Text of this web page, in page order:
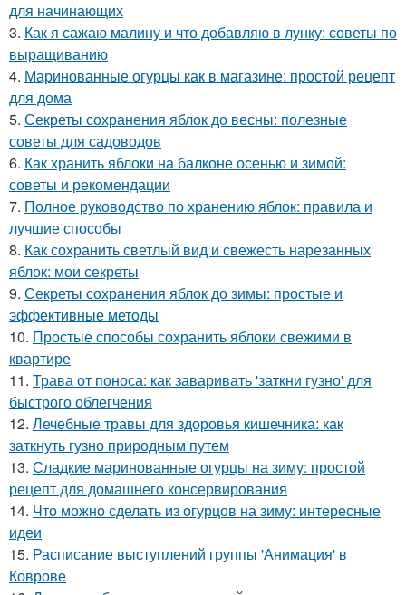
для начинающих
3. Как я сажаю малину и что добавляю в лунку: советы по
выращиванию
4. Маринованные огурцы как в магазине: простой рецепт
для дома
5. Секреты сохранения яблок до весны: полезные
советы для садоводов
6. Как хранить яблоки на балконе осенью и зимой:
советы и рекомендации
7. Полное руководство по хранению яблок: правила и
лучшие способы
8. Как сохранить светлый вид и свежесть нарезанных
яблок: мои секреты
9. Секреты сохранения яблок до зимы: простые и
эффективные методы
10. Простые способы сохранить яблоки свежими в
квартире
11. Трава от поноса: как заваривать 'заткни гузно' для
быстрого облегчения
12. Лечебные травы для здоровья кишечника: как
заткнуть гузно природным путем
13. Сладкие маринованные огурцы на зиму: простой
рецепт для домашнего консервирования
14. Что можно сделать из огурцов на зиму: интересные
идеи
15. Расписание выступлений группы 'Анимация' в
Коврове